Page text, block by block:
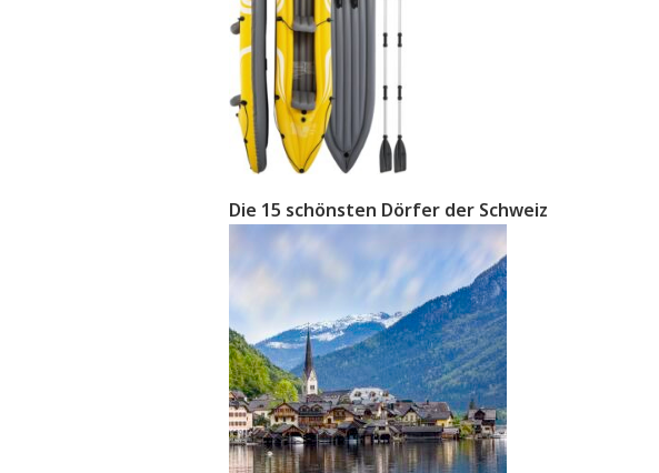
Die 15 schönsten Dörfer der Schweiz